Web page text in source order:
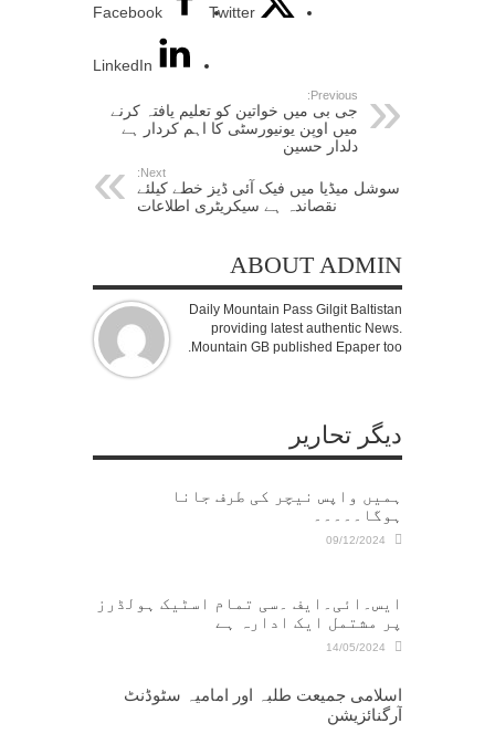
Facebook Twitter
LinkedIn
Previous:
جی بی میں خواتین کو تعلیم یافتہ کرنے
میں اوپن یونیورسٹی کا اہم کردار ہے
دلدار حسین
Next:
سوشل میڈیا میں فیک آئی ڈیز خطے کیلئے
نقصاندہ ہے سیکریٹری اطلاعات
ABOUT ADMIN
Daily Mountain Pass Gilgit Baltistan
providing latest authentic News.
Mountain GB published Epaper too.
دیگر تحاریر
ہمیں واپس نیچر کی طرف جانا
ہوگا۔۔۔۔۔
09/12/2024
ایس۔ائی۔ایف ۔سی تمام اسٹیک ہولڈرز
پر مشتمل ایک ادارہ ہے
14/05/2024
اسلامی جمیعت طلبہ اور امامیہ سٹوڈنٹ
آرگنائزیشن